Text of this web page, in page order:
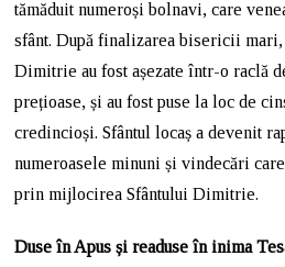
tămăduit numeroși bolnavi, care
sfânt. După finalizarea bisericii mari,
Dimitrie au fost așezate într-o raclă
prețioase, și au fost puse la loc de
credincioși. Sfântul locaș a devenit
numeroasele minuni și vindecări
prin mijlocirea Sfântului Dimitrie.
Duse în Apus și readuse în inima